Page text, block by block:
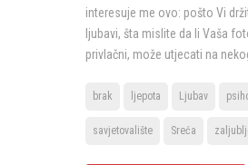
interesuje me ovo: pošto Vi
ljubavi, šta mislite da li Vaša
privlačni, može utjecati na
brak ljepota Ljubav
savjetovalište Sreća